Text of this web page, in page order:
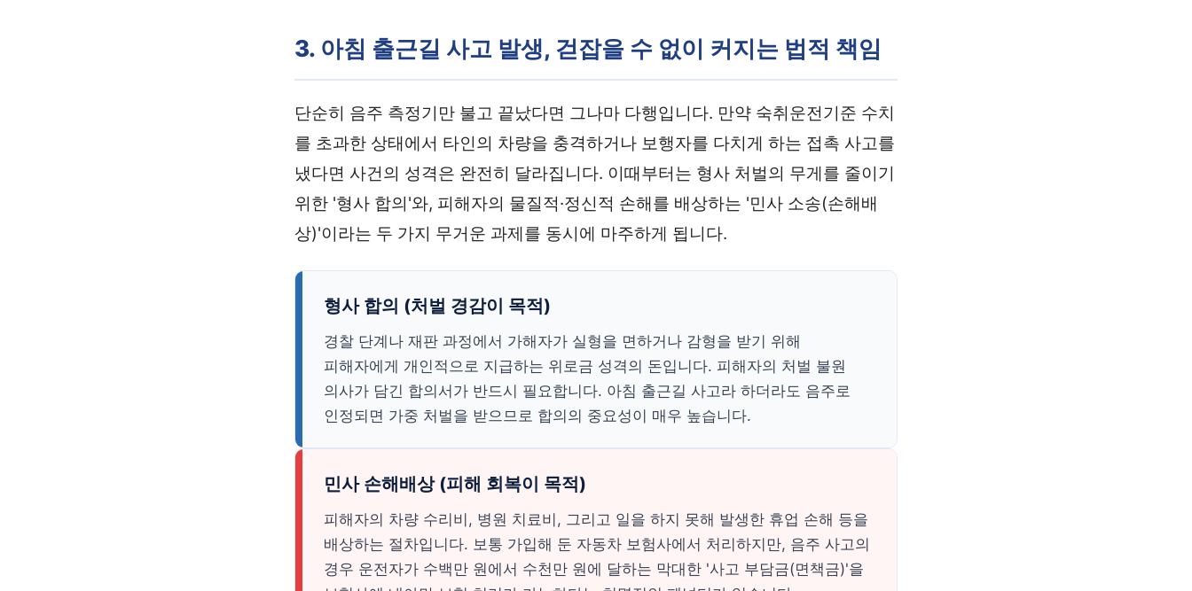
3. 아침 출근길 사고 발생, 걷잡을 수 없이 커지는 법적 책임
단순히 음주 측정기만 불고 끝났다면 그나마 다행입니다. 만약 숙취운전기준 수치
를 초과한 상태에서 타인의 차량을 충격하거나 보행자를 다치게 하는 접촉 사고를
냈다면 사건의 성격은 완전히 달라집니다. 이때부터는 형사 처벌의 무게를 줄이기
위한 '형사 합의'와, 피해자의 물질적·정신적 손해를 배상하는 '민사 소송(손해배
상)'이라는 두 가지 무거운 과제를 동시에 마주하게 됩니다.
형사 합의 (처벌 경감이 목적)
경찰 단계나 재판 과정에서 가해자가 실형을 면하거나 감형을 받기 위해
피해자에게 개인적으로 지급하는 위로금 성격의 돈입니다. 피해자의 처벌 불원
의사가 담긴 합의서가 반드시 필요합니다. 아침 출근길 사고라 하더라도 음주로
인정되면 가중 처벌을 받으므로 합의의 중요성이 매우 높습니다.
민사 손해배상 (피해 회복이 목적)
피해자의 차량 수리비, 병원 치료비, 그리고 일을 하지 못해 발생한 휴업 손해 등을
배상하는 절차입니다. 보통 가입해 둔 자동차 보험사에서 처리하지만, 음주 사고의
경우 운전자가 수백만 원에서 수천만 원에 달하는 막대한 '사고 부담금(면책금)'을